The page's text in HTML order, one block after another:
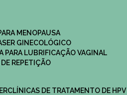
MENOPAUSA
GINECOLÓGICO
PARA LUBRIFICAÇÃO VAGINAL​
DE REPETIÇÃO
CLÍNICAS DE TRATAMENTO DE HPV